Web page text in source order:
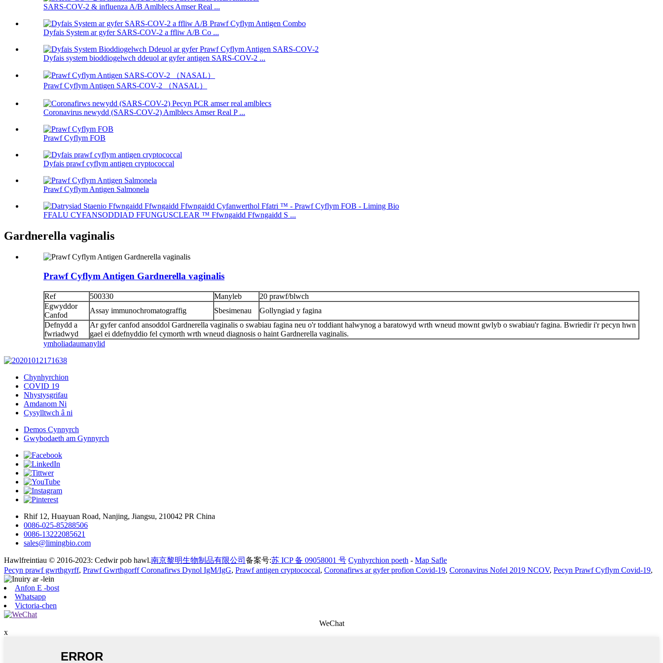
SARS-COV-2 & influenza A/B Amlblecs Amser Real ...
Dyfais System ar gyfer SARS-COV-2 a ffliw A/B Co ...
Dyfais system bioddiogelwch ddeuol ar gyfer antigen SARS-COV-2 ...
Prawf Cyflym Antigen SARS-COV-2 （NASAL）
Coronavirus newydd (SARS-COV-2) Amlblecs Amser Real P ...
Prawf Cyflym FOB
Dyfais prawf cyflym antigen cryptococcal
Prawf Cyflym Antigen Salmonela
FFALU CYFANSODDIAD FFUNGUSCLEAR ™ Ffwngaidd Ffwngaidd S ...
Gardnerella vaginalis
Prawf Cyflym Antigen Gardnerella vaginalis
Ref 500330 Manyleb
20 prawf/blwch
Egwyddor
Canfod
Assay immunochromatograffig Sbesimenau
Gollyngiad y fagina
Defnydd a
fwriadwyd
Ar gyfer canfod ansoddol Gardnerella vaginalis o swabiau fagina neu o'r toddiant halwynog a baratowyd wrth wneud mownt gwlyb o swabiau'r fagina. Bwriedir i'r pecyn hwn
gael ei ddefnyddio fel cymorth wrth wneud diagnosis o haint Gardnerella vaginalis.
ymholiadaumanylid
Chynhyrchion
COVID 19
Nhystysgrifau
Amdanom Ni
Cysylltwch â ni
Demos Cynnyrch
Gwybodaeth am Gynnyrch
Rhif 12, Huayuan Road, Nanjing, Jiangsu, 210042 PR China
0086-025-85288506
0086-13222085621
sales@limingbio.com
Hawlfreintiau © 2016-2023: Cedwir pob hawl.南京黎明生物制品有限公司 备案号:苏 ICP 备 09058001 号 Cynhyrchion poeth - Map Safle
Pecyn prawf gwrthgyrff, Prawf Gwrthgorff Coronafirws Dynol IgM/IgG, Prawf antigen cryptococcal, Coronafirws ar gyfer profion Covid-19, Coronavirus Nofel 2019 NCOV, Pecyn Prawf Cyflym Covid-19,
Anfon E -bost
Whatsapp
Victoria-chen
WeChat
x